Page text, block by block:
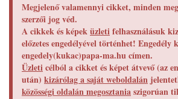
Megjelenő valamennyi cikket, minden
szerzői jog véd.
A cikkek és képeküzletifelhasználásuk
előzetes engedélyével történhet! Engedély
engedely(kukac)papa-ma.hu címen.
Üzleticélból a cikket és képet átvevő (az
után) kizárólag a saját weboldalán
közösségi oldalán megosztaniaszigorúan